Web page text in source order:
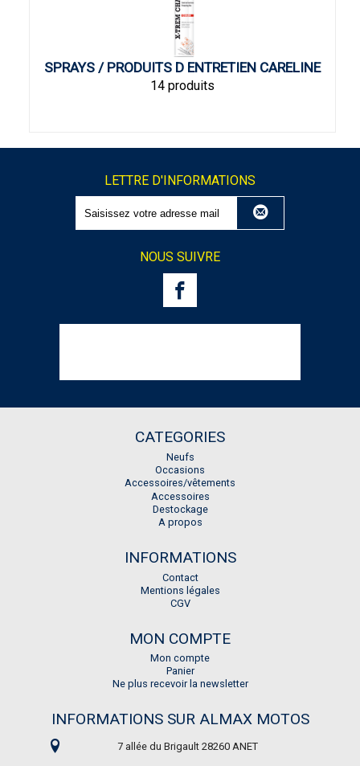
SPRAYS / PRODUITS D ENTRETIEN CARELINE
14 produits
LETTRE D'INFORMATIONS
NOUS SUIVRE
CATEGORIES
Neufs
Occasions
Accessoires/vêtements
Accessoires
Destockage
A propos
INFORMATIONS
Contact
Mentions légales
CGV
MON COMPTE
Mon compte
Panier
Ne plus recevoir la newsletter
INFORMATIONS SUR ALMAX MOTOS
7 allée du Brigault 28260 ANET